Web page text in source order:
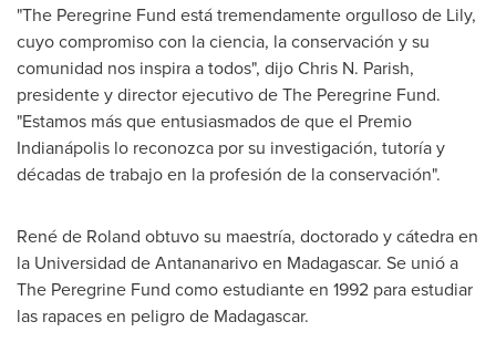
"The Peregrine Fund está tremendamente orgulloso de Lily,
cuyo compromiso con la ciencia, la conservación y su
comunidad nos inspira a todos", dijoChris N. Parish,
presidente y director ejecutivo de The Peregrine Fund.
"Estamos más que entusiasmados de que el Premio
Indianápolis lo reconozca por su investigación, tutoría y
décadas de trabajo en la profesión de la conservación".
René de Roland obtuvo su maestría, doctorado y cátedra en
la Universidad deAntananarivoen Madagascar. Se unió a
The Peregrine Fund como estudiante en 1992 para estudiar
las rapaces en peligro de Madagascar.